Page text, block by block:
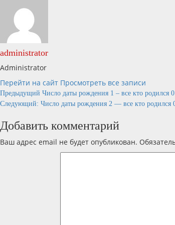
administrator
Administrator
Перейти на сайт Просмотреть все записи
Навигация
по
записям
Предыдущий Число даты рождения 1 – все кто родился
Следующий: Число даты рождения 2 — все кто родился
Добавить комментарий
Ваш адрес email не будет опубликован.